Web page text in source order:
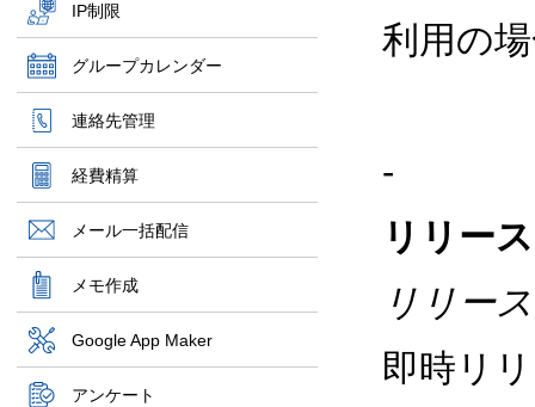
IP制限
グループカレンダー
連絡先管理
経費精算
メール一括配信
メモ作成
Google App Maker
アンケート
利用の
-
リリー
リリー
即時リ